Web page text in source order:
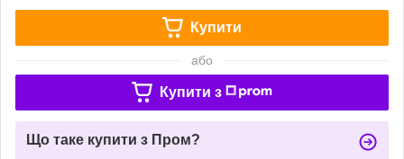
Купити
або
Купити з
Що таке купити з Пром?